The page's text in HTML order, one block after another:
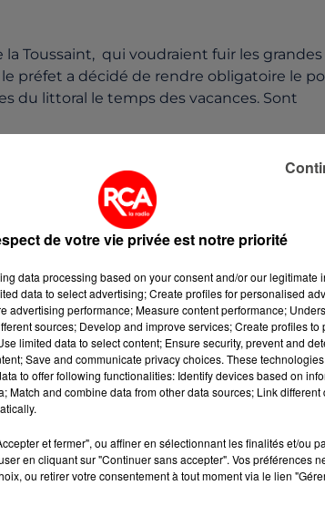
Toussaint, qui voudraient fuir les grandes
préfet a décidé de rendre obligatoire le
du littoral le temps des vacances. Sont
Mer, Bouin, Brétignolles-sur-Mer,
sur-Mer, Noirmoutier-en-l’Ile,
Saint-Jean-de-Monts, Saint-Vincent-
deLe Boupère, Chanverrie, Les
des communes desHerbiers, de
de votre vie privée est notre priorité
data processing based on your consent and/or our legitimate
data to select advertising; Create profiles for personalised
advertising performance; Measure content performance;
sources; Develop and improve services; Create profiles
limited data to select content; Ensure security, prevent and
Save and communicate privacy choices. These
to offer following functionalities: Identify devices based on
Match and combine data from other data sources; Link
et fermer", ou affiner en sélectionnant les finalités et/ou
en cliquant sur "Continuer sans accepter". Vos préférences
ou retirer votre consentement à tout moment via le lien